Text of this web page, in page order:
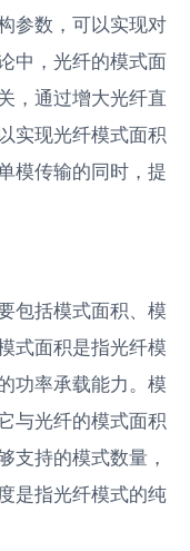
参数，可以实现对
中，光纤的模式面
，通过增大光纤直
实现光纤模式面积
模传输的同时，提
包括模式面积、模
式面积是指光纤模
功率承载能力。模
与光纤的模式面积
支持的模式数量，
是指光纤模式的纯